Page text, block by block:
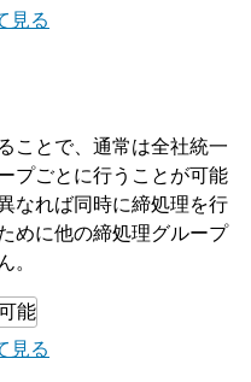
見る
ことで、通常は全社統一
プごとに行うことが可能
なれば同時に締処理を行
めに他の締処理グループ
。
見る